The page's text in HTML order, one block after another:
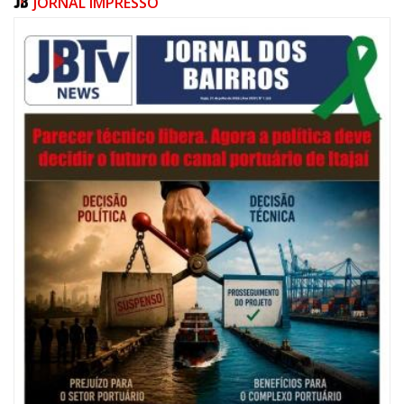
05/08/2026 | 07:00
Salão Nobre Rui Barbosa do Palácio Marcos Konder abrigará gabinete
protocolar do Município
ITAJAÍ